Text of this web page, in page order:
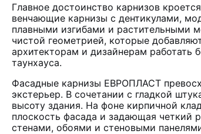
Главное достоинство карнизов
венчающие карнизы с дентикулами,
плавными изгибами и растительными
чистой геометрией, которые
архитекторам и дизайнерам работать
таунхауса.
Фасадные карнизы ЕВРОПЛАСТ
экстерьер. В сочетании с гладкой
высоту здания. На фоне кирпичной
плоскость фасада и задающая четкий
стенами, обоями и стеновыми